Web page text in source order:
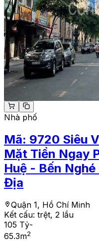
Nhà phố
Mã: 9720 Siêu
Mặt Tiền Ngay
Huệ - Bến
Địa
Quận 1, Hồ Chí Minh
Kết cấu: trệt, 2 lầu
105 Tỷ-
65.3m2